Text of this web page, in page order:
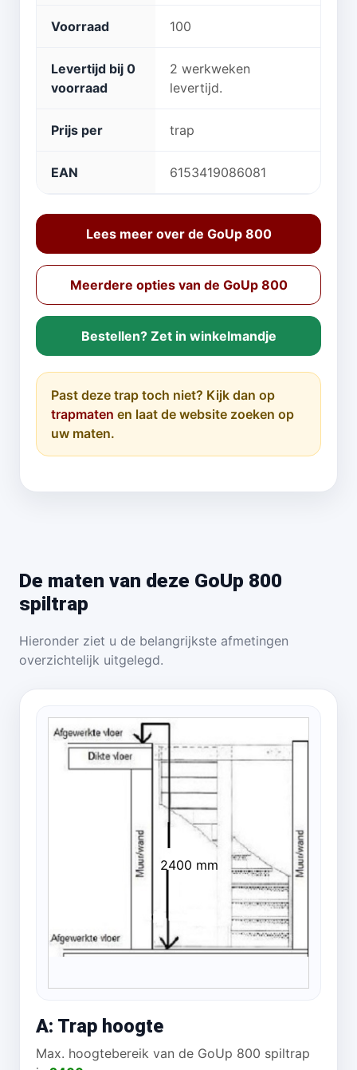
Voorraad 100
Levertijd bij 0
voorraad
2 werkweken
levertijd.
Prijs per trap
EAN 6153419086081
Lees meer over de GoUp 800
Meerdere opties van de GoUp 800
Bestellen? Zet in winkelmandje
Past deze trap toch niet? Kijk dan op
trapmaten en laat de website zoeken op
uw maten.
De maten van deze GoUp 800
spiltrap
Hieronder ziet u de belangrijkste afmetingen
overzichtelijk uitgelegd.
2400 mm
A: Trap hoogte
Max. hoogtebereik van de GoUp 800 spiltrap